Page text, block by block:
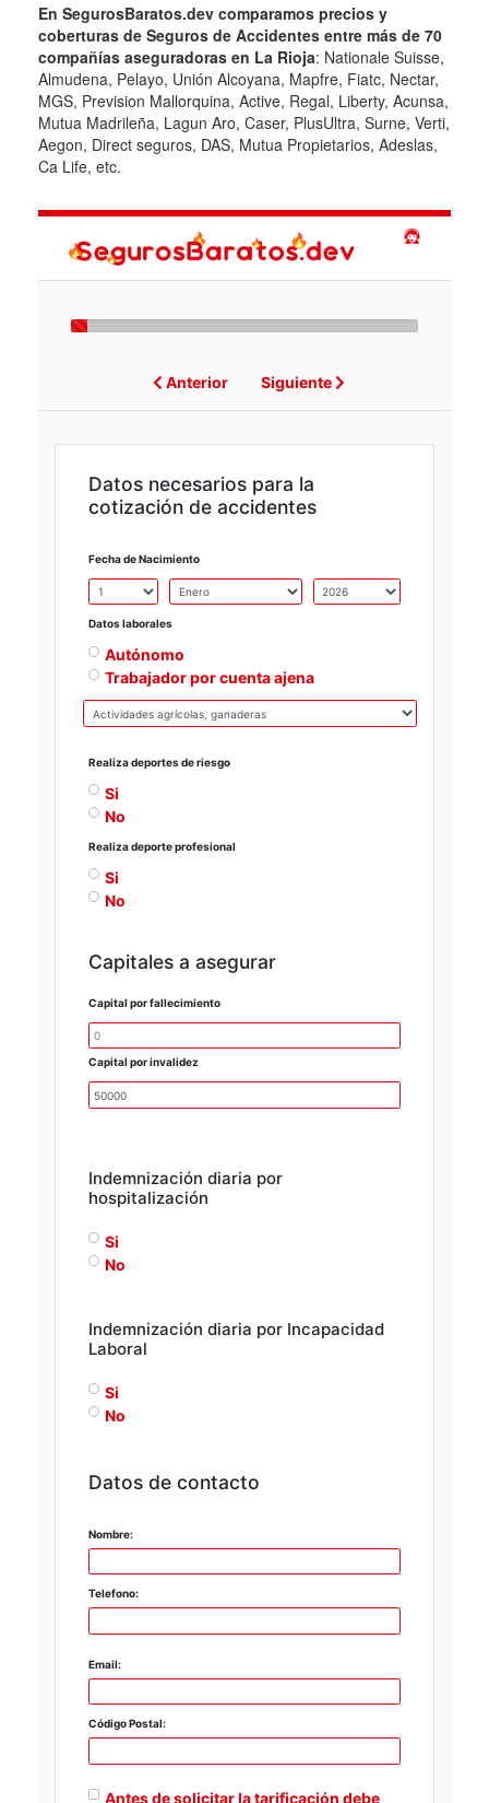
En SegurosBaratos.dev comparamos precios y
coberturas de Seguros de Accidentes entre más de 70
compañías aseguradoras en La Rioja: Nationale Suisse,
Almudena, Pelayo, Unión Alcoyana, Mapfre, Fiatc, Nectar,
MGS, Prevision Mallorquina, Active, Regal, Liberty, Acunsa,
Mutua Madrileña, Lagun Aro, Caser, PlusUltra, Surne, Verti,
Aegon, Direct seguros, DAS, Mutua Propietarios, Adeslas,
Ca Life, etc.
Anterior Siguiente
Datos necesarios para la
cotización de accidentes
Fecha de Nacimiento
Datos laborales
Autónomo
Trabajador por cuenta ajena
Realiza deportes de riesgo
Si
No
Realiza deporte profesional
Si
No
Capitales a asegurar
Capital por fallecimiento
Capital por invalidez
Indemnización diaria por
hospitalización
Si
No
Indemnización diaria por Incapacidad
Laboral
Si
No
Datos de contacto
Nombre:
Telefono:
Email:
Código Postal:
Antes de solicitar la tarificación debe